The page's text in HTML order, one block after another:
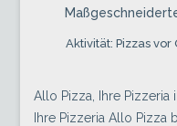
Aktivität: Pizzas
Allo Pizza, Ihre Pizzeria
Ihre Pizzeria Allo Pizza